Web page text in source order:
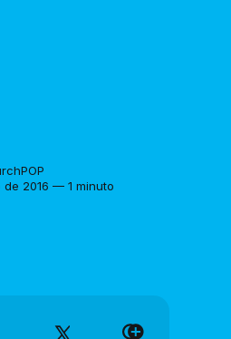
de 2016 — 1 minuto